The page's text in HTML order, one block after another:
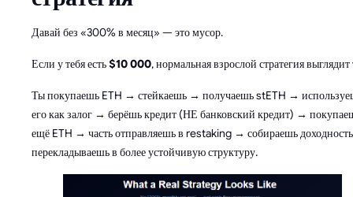
Давай без «300% в месяц» — это мусор.
Если у тебя есть$10 000, нормальная взрослой стратегия выглядит
Ты покупаешь ETH → стейкаешь → получаешь stETH →
его как залог → берёшь кредит (НЕ банковский кредит) →
ещё ETH → часть отправляешь в restaking → собираешь
перекладываешь в более устойчивую структуру.